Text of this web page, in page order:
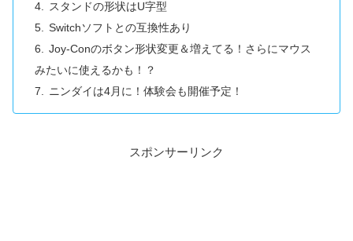
スタンドの形状はU字型
Switchソフトとの互換性あり
Joy-Conのボタン形状変更＆増えてる！さらにマウス
みたいに使えるかも！？
ニンダイは4月に！体験会も開催予定！
スポンサーリンク